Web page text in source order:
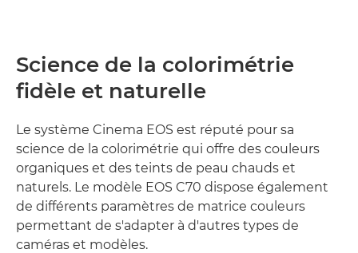
Science de la colorimétrie
fidèle et naturelle
Le système Cinema EOS est réputé pour sa
science de la colorimétrie qui offre des couleurs
organiques et des teints de peau chauds et
naturels. Le modèle EOS C70 dispose également
de différents paramètres de matrice couleurs
permettant de s'adapter à d'autres types de
caméras et modèles.